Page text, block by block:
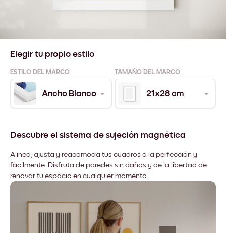
Elegir tu propio estilo
ESTILO DEL MARCO TAMAÑO DEL MARCO
Ancho Blanco 21x28 cm
Descubre el sistema de sujeción magnética
Alinea, ajusta y reacomoda tus cuadros a la perfección y
fácilmente. Disfruta de paredes sin daños y de la libertad de
renovar tu espacio en cualquier momento.